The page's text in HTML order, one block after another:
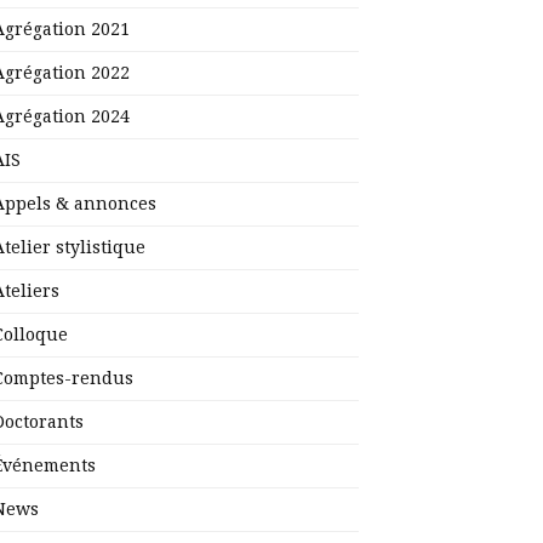
2021
2022
2024
& annonces
stylistique
rendus